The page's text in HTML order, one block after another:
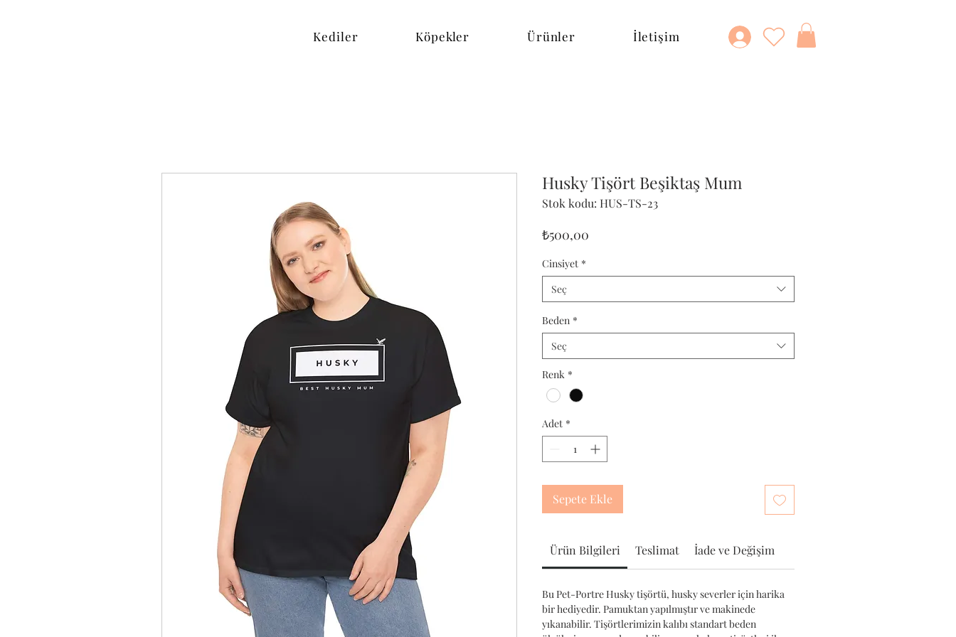
Kediler Köpekler Ürünler İletişim
Husky Tişört Beşiktaş Mum
Stok kodu: HUS-TS-23
₺500,00
Cinsiyet *
Seç
Beden *
Seç
Renk *
Adet *
Sepete Ekle
Ürün Bilgileri Teslimat İade ve Değişim
Bu Pet-Portre Husky tişörtü, husky severler için harika
bir hediyedir. Pamuktan yapılmıştır ve makinede
yıkanabilir. Tişörtlerimizin kalıbı standart beden